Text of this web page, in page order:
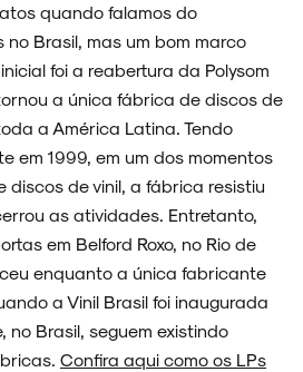
quando falamos do
no Brasil, mas um bom marco
foi a reabertura da Polysom
a única fábrica de discos de
a América Latina. Tendo
em 1999, em um dos momentos
discos de vinil, a fábrica resistiu
as atividades. Entretanto,
em Belford Roxo, no Rio de
enquanto a única fabricante
a Vinil Brasil foi inaugurada
no Brasil, seguem existindo
Confira aqui como os LPs